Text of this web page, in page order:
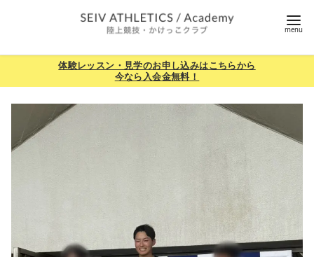
ツ
体験レッスン・見学のお申し込みはこちらから
今なら入会金無料！